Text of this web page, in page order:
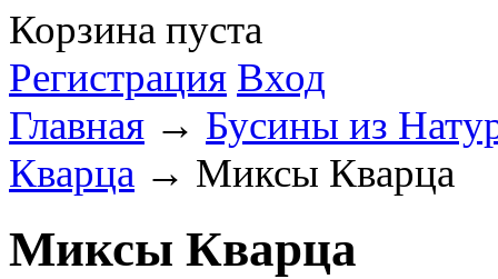
Корзина пуста
Регистрация Вход
Главная → Бусины из
Кварца → Миксы Кварца
Миксы Кварца